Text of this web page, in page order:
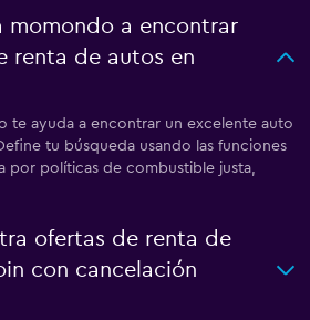
momondo a encontrar
renta de autos en
te ayuda a encontrar un excelente auto
tu búsqueda usando las funciones
por políticas de combustible justa,
ofertas de renta de
con cancelación